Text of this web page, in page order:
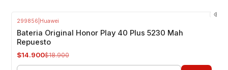
299856 Huawei
Bateria Original Honor Play 40 Plus 5230 Mah
Repuesto
$14.900$18.900